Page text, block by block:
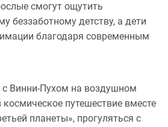
смогут ощутить
беззаботному детству, а дети
благодаря современным
Винни-Пухом на воздушном
путешествие вместе
планеты», прогуляться с